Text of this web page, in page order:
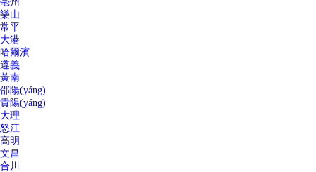
樂山
常平
大港
哈爾濱
遵義
黃南
邵陽(yáng)
貴陽(yáng)
大理
怒江
高明
文昌
合川